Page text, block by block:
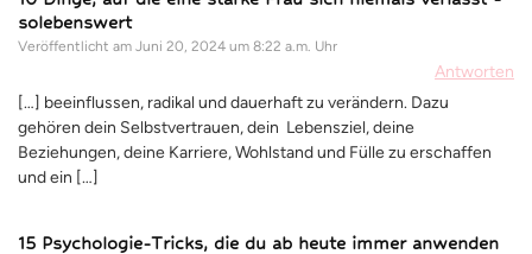
solebenswert
Veröffentlicht am Juni 20, 2024 um 8:22 a.m. Uhr
Antworten
[…] beeinflussen, radikal und dauerhaft zu verändern. Dazu
gehören dein Selbstvertrauen, dein Lebensziel, deine
Beziehungen, deine Karriere, Wohlstand und Fülle zu erschaffen
und ein […]
15 Psychologie-Tricks, die du ab heute immer anwenden